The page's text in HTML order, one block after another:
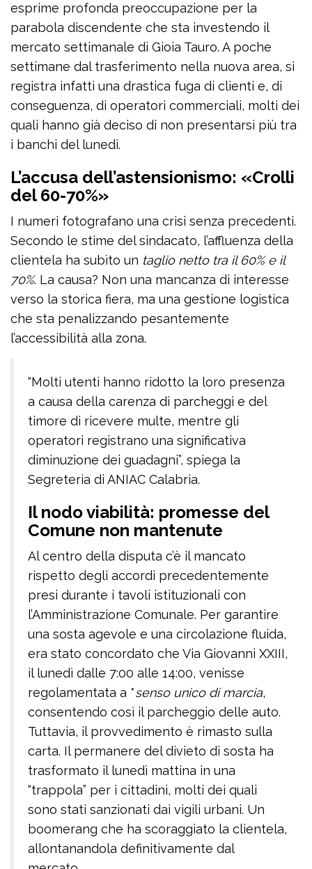
esprime profonda preoccupazione per la
parabola discendente che sta investendo il
mercato settimanale di Gioia Tauro. A poche
settimane dal trasferimento nella nuova area, si
registra infatti una drastica fuga di clienti e, di
conseguenza, di operatori commerciali, molti dei
quali hanno già deciso di non presentarsi più tra
i banchi del lunedì.
L’accusa dell’astensionismo: «Crolli
del 60-70%»
I numeri fotografano una crisi senza precedenti.
Secondo le stime del sindacato, l’affluenza della
clientela ha subìto un taglio netto tra il 60% e il
70%. La causa? Non una mancanza di interesse
verso la storica fiera, ma una gestione logistica
che sta penalizzando pesantemente
l’accessibilità alla zona.
“Molti utenti hanno ridotto la loro presenza
a causa della carenza di parcheggi e del
timore di ricevere multe, mentre gli
operatori registrano una significativa
diminuzione dei guadagni”, spiega la
Segreteria di ANIAC Calabria.
Il nodo viabilità: promesse del
Comune non mantenute
Al centro della disputa c’è il mancato
rispetto degli accordi precedentemente
presi durante i tavoli istituzionali con
l’Amministrazione Comunale. Per garantire
una sosta agevole e una circolazione fluida,
era stato concordato che Via Giovanni XXIII,
il lunedì dalle 7:00 alle 14:00, venisse
regolamentata a *senso unico di marcia,
consentendo così il parcheggio delle auto.
Tuttavia, il provvedimento è rimasto sulla
carta. Il permanere del divieto di sosta ha
trasformato il lunedì mattina in una
“trappola” per i cittadini, molti dei quali
sono stati sanzionati dai vigili urbani. Un
boomerang che ha scoraggiato la clientela,
allontanandola definitivamente dal